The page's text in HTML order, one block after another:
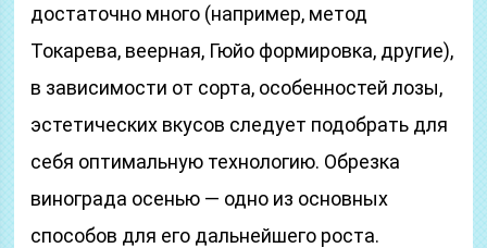
достаточно много (например, метод
Токарева, веерная, Гюйо формировка, другие),
в зависимости от сорта, особенностей лозы,
эстетических вкусов следует подобрать для
себя оптимальную технологию. Обрезка
винограда осенью — одно из основных
способов для его дальнейшего роста.